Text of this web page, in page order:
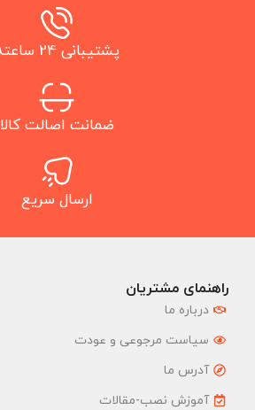
پشتیبانی 24 ساعته
ضمانت اصالت کالا
ارسال سریع
راهنمای مشتریان
درباره ما
سیاست مرجوعی و عودت
آدرس ما
آموزش نصب-مقالات